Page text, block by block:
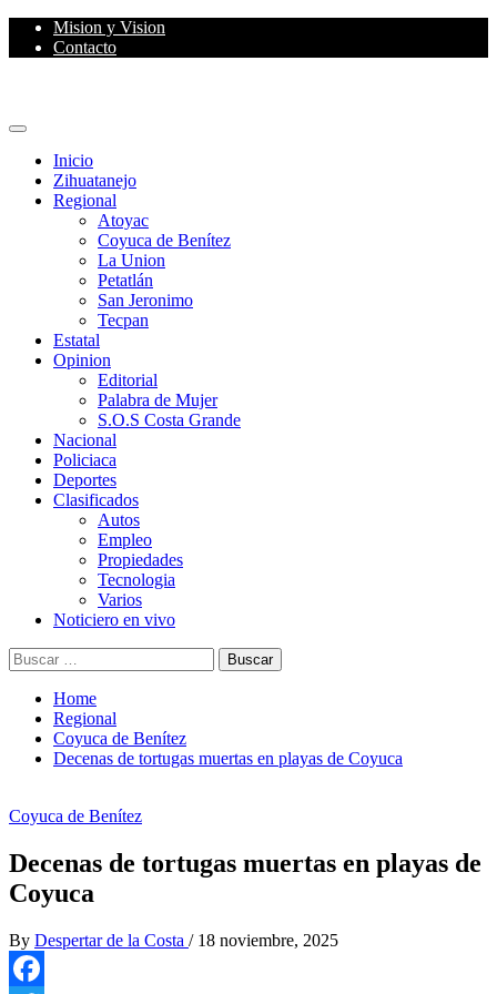
Skip
Mision y Vision
Contacto
Primary
Inicio
Zihuatanejo
Regional
Atoyac
Coyuca de Benítez
La Union
Petatlán
San Jeronimo
Tecpan
Estatal
Opinion
Editorial
Palabra de Mujer
S.O.S Costa Grande
Nacional
Policiaca
Deportes
Clasificados
Autos
Empleo
Propiedades
Tecnologia
Varios
Noticiero en vivo
Buscar:
Home
Regional
Coyuca de Benítez
Decenas de tortugas muertas en playas de Coyuca
Coyuca de Benítez
Decenas de tortugas muertas en playas de
Coyuca
By Despertar de la Costa / 18 noviembre, 2025